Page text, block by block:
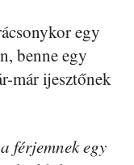
egy
benne egy
már ijesztőnek
férjemnek egy